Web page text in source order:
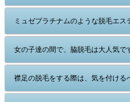
ミュゼプラチナムのような脱毛エス
女の子達の間で、脇脱毛は大人気で
襟足の脱毛をする際は、気を付ける